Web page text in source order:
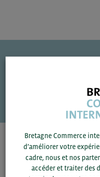
Une
Pour voir les contacts,
département et votre
Bretagne Commerce
d’améliorer votre
cadre, nous et nos
accéder et traiter des